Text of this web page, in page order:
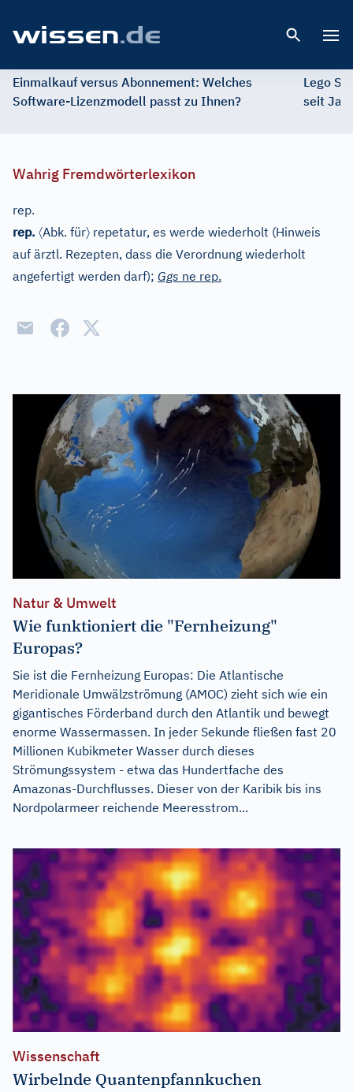
Einmalkauf versus Abonnement: Welches
Software-Lizenzmodell passt zu Ihnen?
Lego
seit
Wahrig Fremdwörterlexikon
rep.
rep. 〈Abk. für〉 repetatur, es werde wiederholt (Hinweis
auf ärztl. Rezepten, dass die Verordnung wiederholt
angefertigt werden darf); Ggs ne rep.
Natur & Umwelt
Wie funktioniert die "Fernheizung"
Europas?
Sie ist die Fernheizung Europas: Die Atlantische
Meridionale Umwälzströmung (AMOC) zieht sich wie ein
gigantisches Förderband durch den Atlantik und bewegt
enorme Wassermassen. In jeder Sekunde fließen fast 20
Millionen Kubikmeter Wasser durch dieses
Strömungssystem - etwa das Hundertfache des
Amazonas-Durchflusses. Dieser von der Karibik bis ins
Nordpolarmeer reichende Meeresstrom...
Wissenschaft
Wirbelnde Quantenpfannkuchen